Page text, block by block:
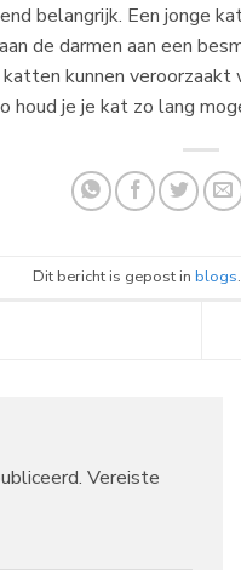
belangrijk. Een jonge
de darmen aan een
kunnen veroorzaakt
houd je je kat zo lang
Dit bericht is gepost in blogs
Vereiste